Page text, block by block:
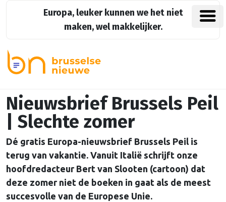
Europa, leuker kunnen we het niet
maken, wel makkelijker.
Nieuwsbrief Brussels Peil
| Slechte zomer
Dé gratis Europa-nieuwsbrief Brussels Peil is
terug van vakantie. Vanuit Italië schrijft onze
hoofdredacteur Bert van Slooten (cartoon) dat
deze zomer niet de boeken in gaat als de meest
succesvolle van de Europese Unie.